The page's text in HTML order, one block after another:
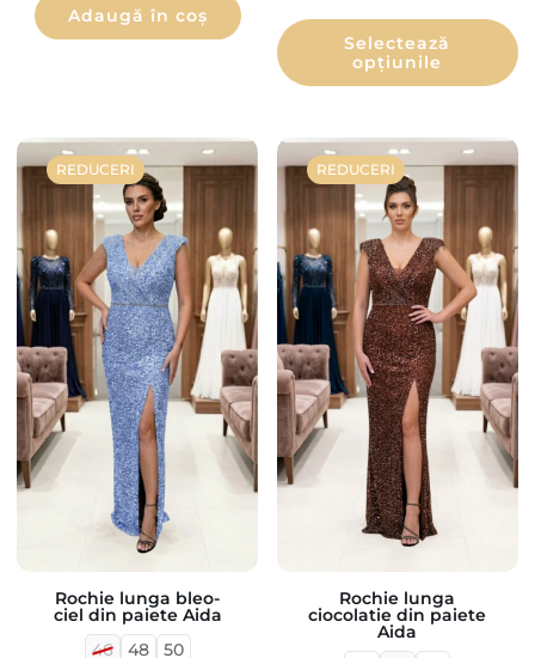
Adaugă în coș
Selectează
opțiunile
REDUCERI
Rochie lunga bleo-
ciel din paiete Aida
46
48 50
REDUCERI
Rochie lunga
ciocolatie din paiete
Aida